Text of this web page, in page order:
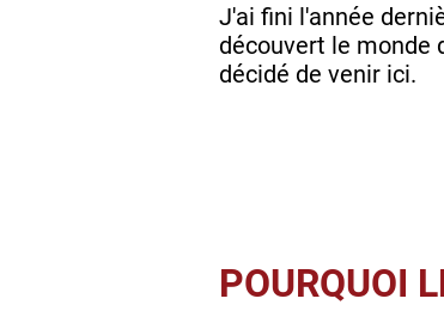
J'ai fini l'année
découvert le monde
décidé de venir ici.
POURQUOI